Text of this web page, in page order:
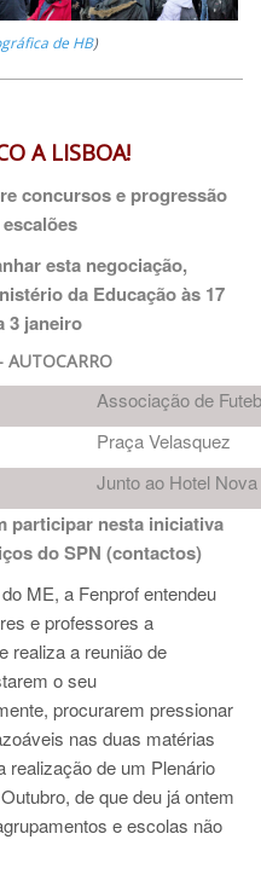
de HB)
A LISBOA!
concursos e progressão
escalões
esta negociação,
da Educação às 17
3 janeiro
AUTOCARRO
Associação de
Praça Velasquez
Junto ao Hotel
participar nesta iniciativa
do SPN (contactos)
ME, a Fenprof entendeu
e professores a
realiza a reunião de
o seu
procurarem pressionar
nas duas matérias
realização de um Plenário
de que deu já ontem
e escolas não